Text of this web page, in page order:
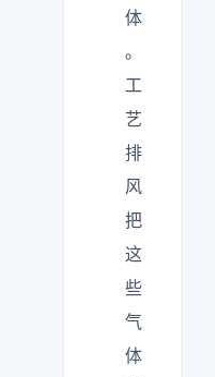
体
。
工
艺
排
风
把
这
些
气
体